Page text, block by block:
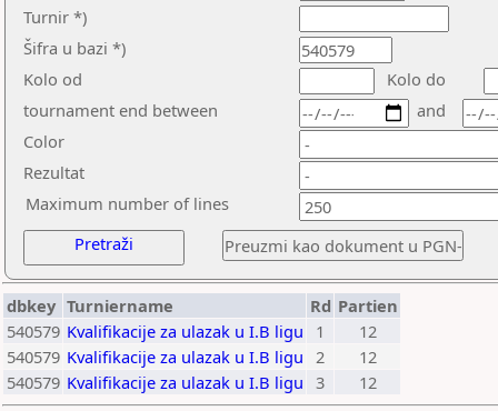
Turnir *)
Šifra u bazi *)
Kolo od
Kolo do
tournament end between
Color
Rezultat
and
Maximum number of lines
Pretraži
dbkey Turniername Rd Partien
540579 Kvalifikacije za ulazak u I.B ligu 1
12
540579 Kvalifikacije za ulazak u I.B ligu 2
12
540579 Kvalifikacije za ulazak u I.B ligu 3
12